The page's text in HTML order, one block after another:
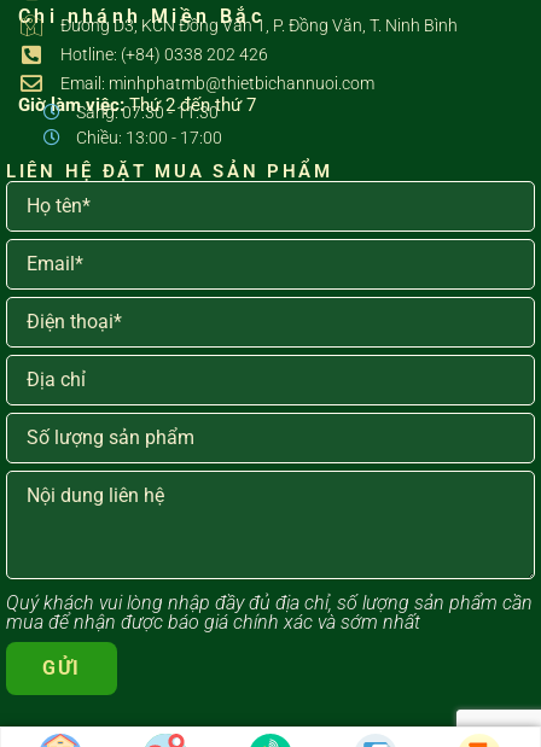
Chi nhánh Miền Bắc
Đường D3, KCN Đồng Văn 1, P. Đồng Văn, T. Ninh Bình
Hotline: (+84) 0338 202 426
Email: minhphatmb@thietbichannuoi.com
Giờ làm việc:Thứ 2 đến thứ 7
Sáng: 07:30 - 11:30
Chiều: 13:00 - 17:00
LIÊN HỆ ĐẶT MUA SẢN PHẨM
Quý khách vui lòng ​nhập đầy đủ địa chỉ, số lượng sản phẩm cần
mua để nhận được báo giá chính xác và sớm nhất